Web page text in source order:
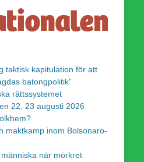
taktisk kapitulation för att
batongpolitik”
rättssystemet
22, 23 augusti 2026
maktkamp inom Bolsonaro-
när mörkret